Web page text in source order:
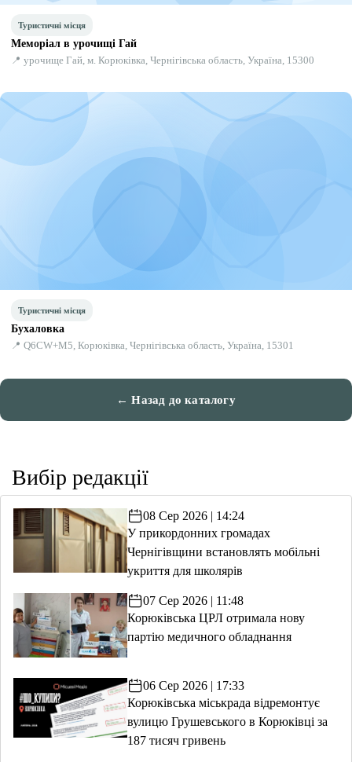
Туристичні місця
Меморіал в урочищі Гай
📍 урочище Гай, м. Корюківка, Чернігівська область, Україна, 15300
Туристичні місця
Бухаловка
📍 Q6CW+M5, Корюківка, Чернігівська область, Україна, 15301
← Назад до каталогу
Вибір редакції
08 Сер 2026 | 14:24
У прикордонних громадах
Чернігівщини встановлять мобільні
укриття для школярів
07 Сер 2026 | 11:48
Корюківська ЦРЛ отримала нову
партію медичного обладнання
06 Сер 2026 | 17:33
Корюківська міськрада відремонтує
вулицю Грушевського в Корюківці за
187 тисяч гривень